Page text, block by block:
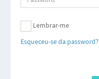
Lembrar-me
Esqueceu-se da password?